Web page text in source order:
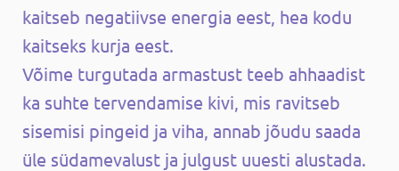
kaitseb negatiivse energia eest, hea kodu
kaitseks kurja eest.
Võime turgutada armastust teeb ahhaadist
ka suhte tervendamise kivi, mis ravitseb
sisemisi pingeid ja viha, annab jõudu saada
üle südamevalust ja julgust uuesti alustada.